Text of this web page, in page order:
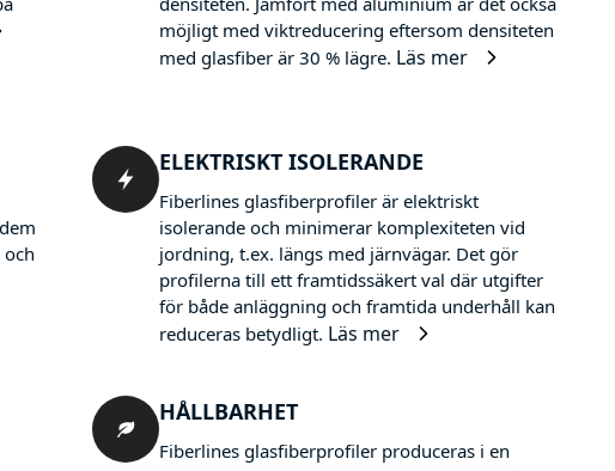
möjligt med viktreducering eftersom densiteten
med glasfiber är 30 % lägre. Läs mer
ELEKTRISKT ISOLERANDE
Fiberlines glasfiberprofiler är elektriskt
isolerande och minimerar komplexiteten vid
jordning, t.ex. längs med järnvägar. Det gör
profilerna till ett framtidssäkert val där utgifter
för både anläggning och framtida underhåll kan
reduceras betydligt. Läs mer
HÅLLBARHET
Fiberlines glasfiberprofiler produceras i en